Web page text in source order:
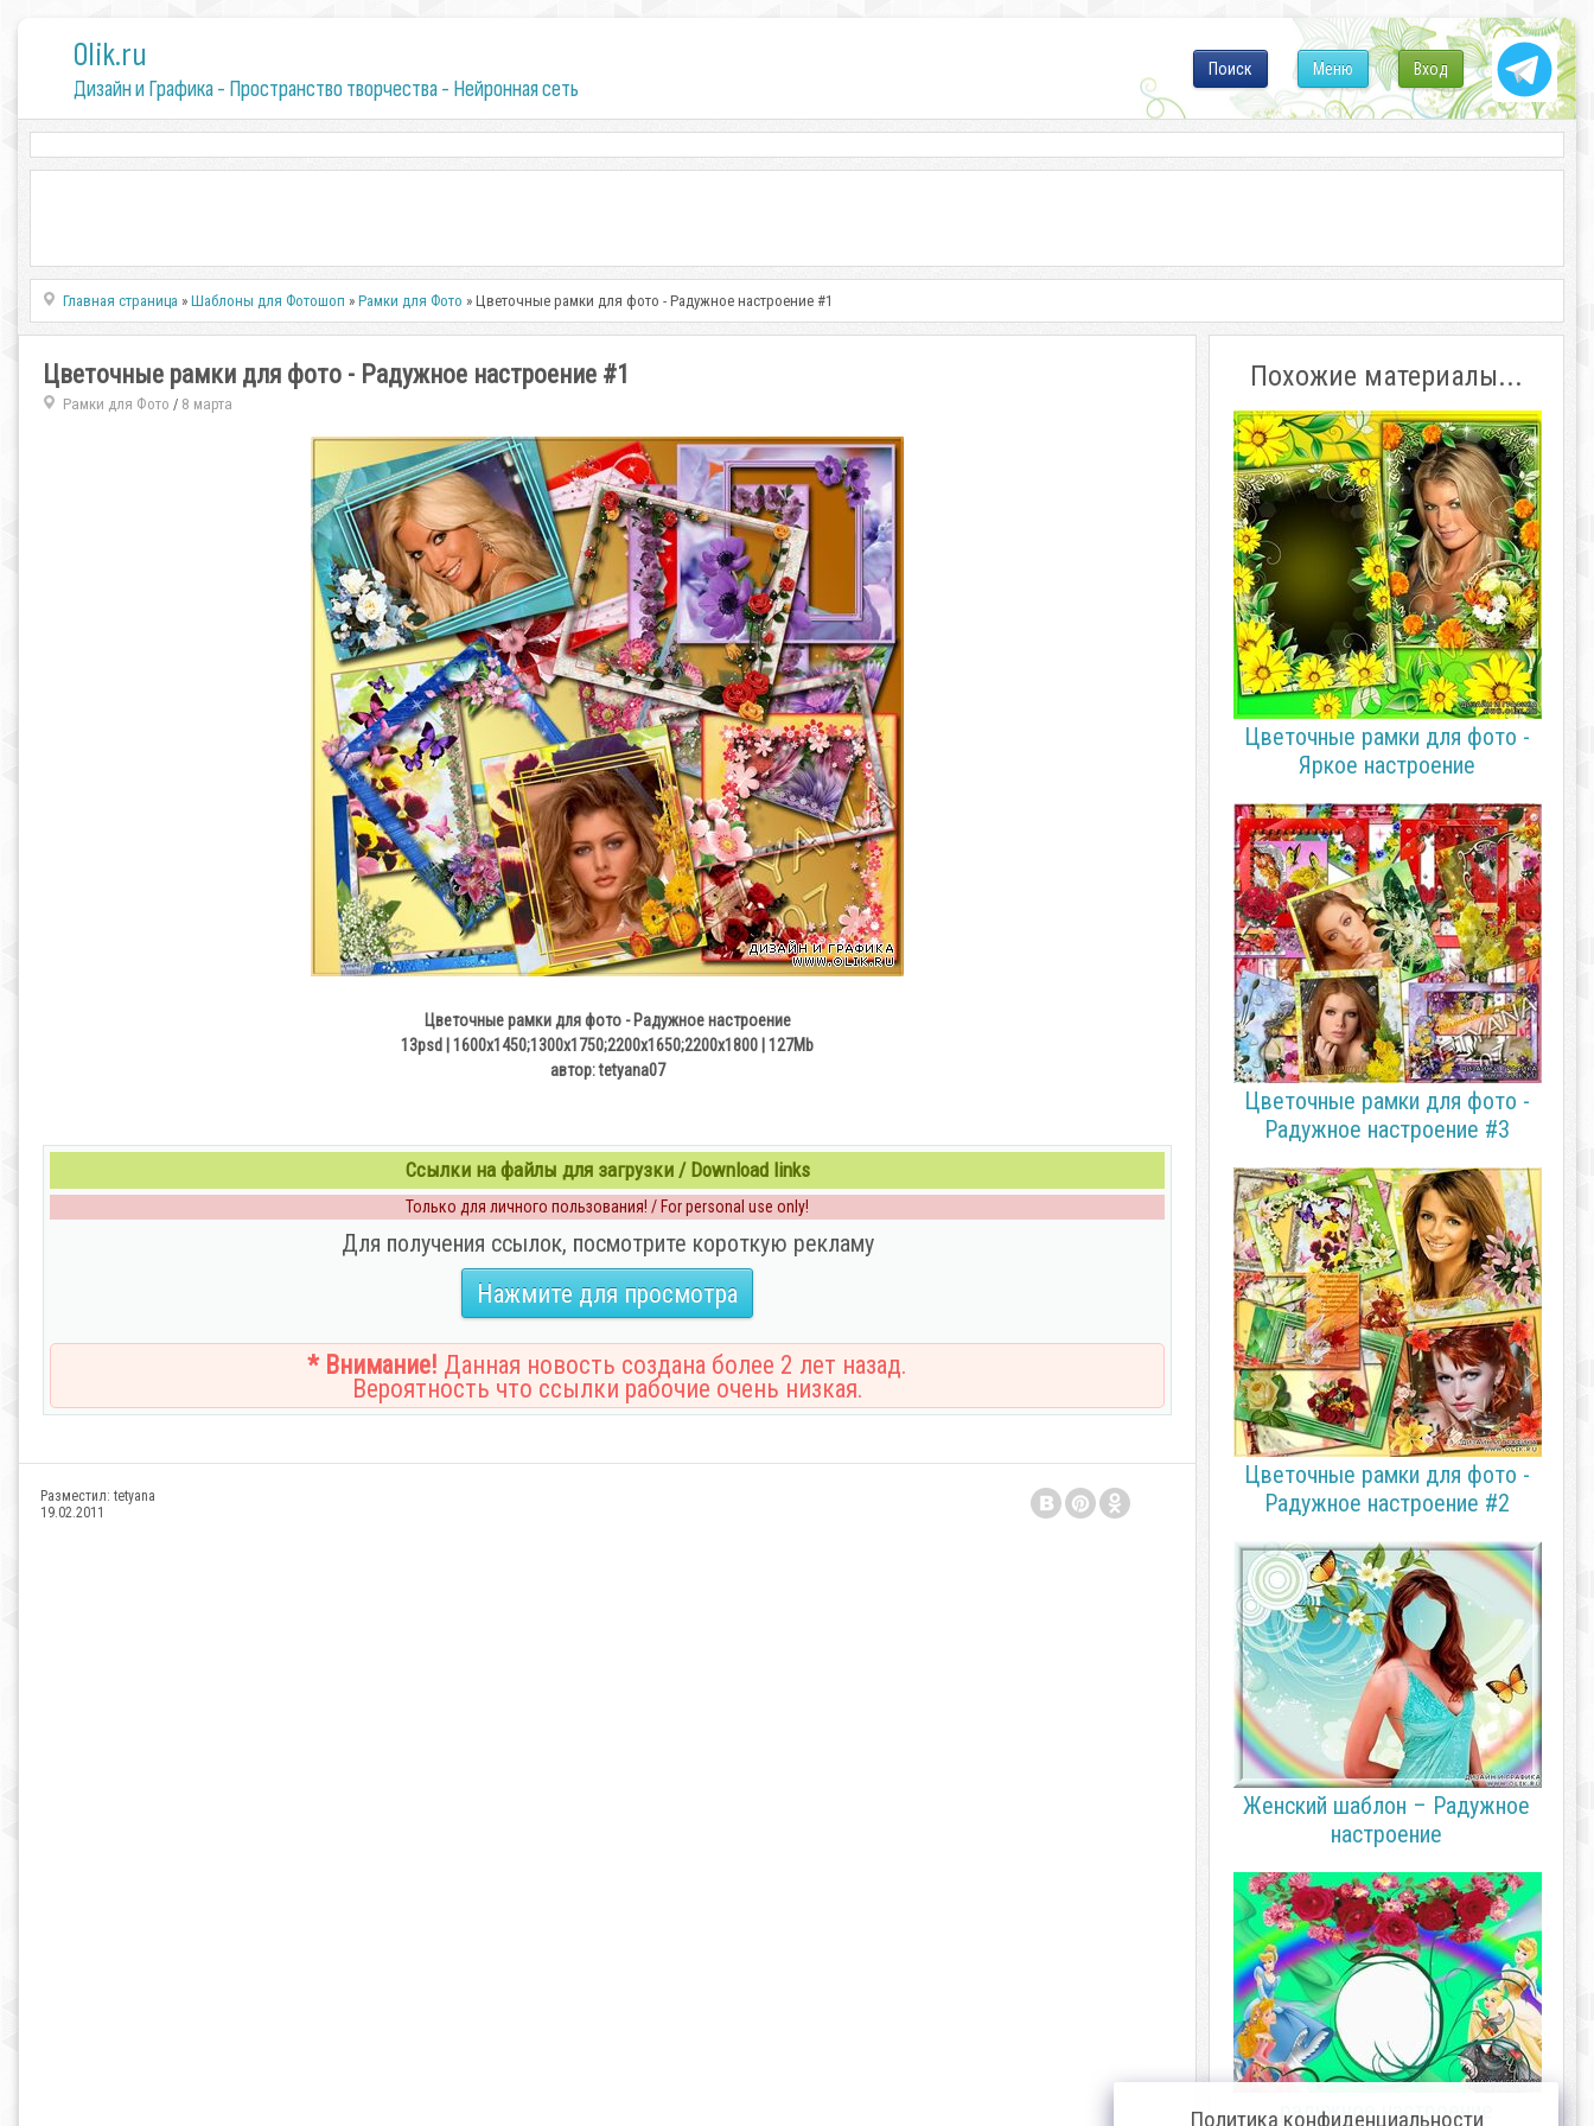
0lik.ru
Дизайн и Графика - Пространство творчества - Нейронная сеть
Вход
Меню
Поиск
Главная страница »Шаблоны для Фотошоп »Рамки для Фото » Цветочные рамки для фото - Радужное настроение #1
Цветочные рамки для фото - Радужное настроение #1
Рамки для Фото / 8 марта
Цветочные рамки для фото - Радужное настроение
13psd | 1600x1450;1300x1750;2200x1650;2200x1800 | 127Mb
автор: tetyana07
Ссылки на файлы для загрузки / Download links
Только для личного пользования! / For personal use only!
Для получения ссылок, посмотрите короткую рекламу
Нажмите для просмотра
* Внимание! Данная новость создана более 2 лет назад.
Вероятность что ссылки рабочие очень низкая.
Разместил: tetyana
19.02.2011
Похожие материалы...
Цветочные рамки для фото -
Яркое настроение
Цветочные рамки для фото -
Радужное настроение #3
Цветочные рамки для фото -
Радужное настроение #2
Женский шаблон – Радужное
настроение
радужное настроение
Политика конфиденциальности